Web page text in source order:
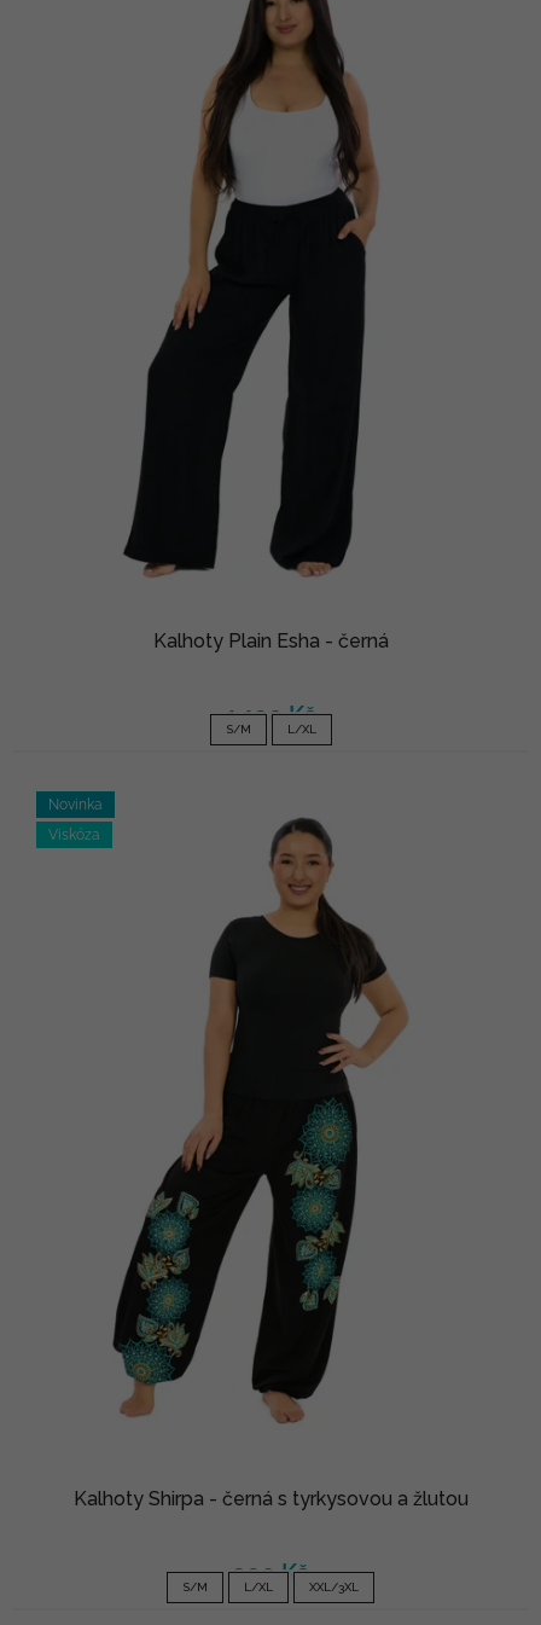
Kalhoty Plain Esha - černá
1 190 Kč
S/M L/XL
Novinka
Viskóza
Kalhoty Shirpa - černá s tyrkysovou a žlutou
990 Kč
S/M L/XL XXL/3XL